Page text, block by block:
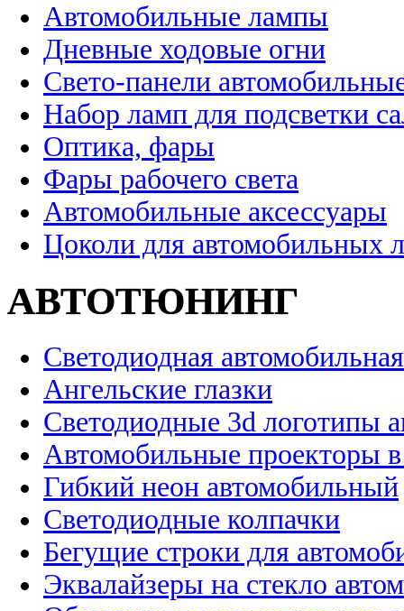
Автомобильные лампы
Дневные ходовые огни
Свето-панели
Набор ламп для подсветки
Оптика, фары
Фары рабочего света
Автомобильные аксессуары
Цоколи для автомобильных
АВТОТЮНИНГ
Светодиодная
Ангельские глазки
Светодиодные 3d логотипы
Автомобильные проекторы
Гибкий неон автомобильный
Светодиодные колпачки
Бегущие строки для
Эквалайзеры на стекло